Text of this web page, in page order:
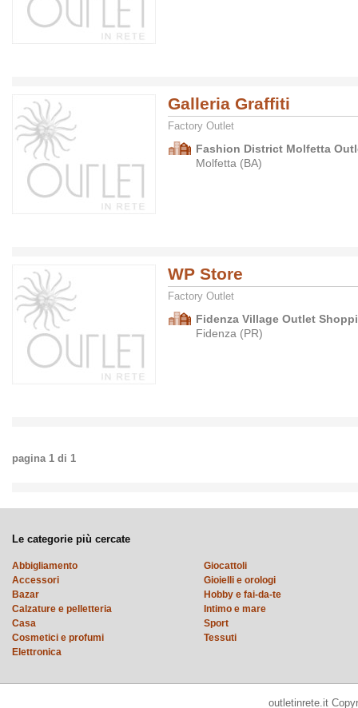
Galleria Graffiti
Factory Outlet
Fashion District Molfetta
Molfetta (BA)
WP Store
Factory Outlet
Fidenza Village Outlet
Fidenza (PR)
pagina 1 di 1
Le categorie più cercate
Abbigliamento
Accessori
Bazar
Calzature e pelletteria
Casa
Cosmetici e profumi
Elettronica
Giocattoli
Gioielli e orologi
Hobby e fai-da-te
Intimo e mare
Sport
Tessuti
outletinrete.it